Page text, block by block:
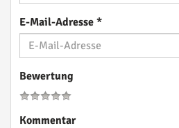
E-Mail-Adresse *
Bewertung
Kommentar